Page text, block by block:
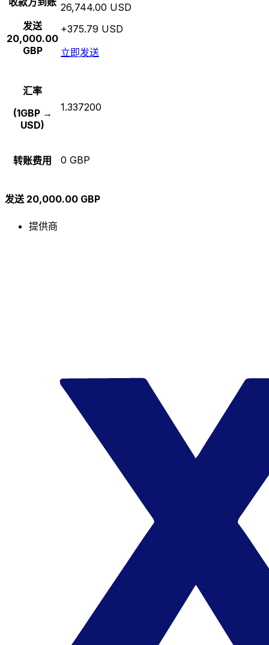
发送
20,000.00
GBP
26,744.00 USD
+375.79 USD
立即发送
汇率
(1GBP →
USD)
1.337200
转账费用 0 GBP
发送 20,000.00 GBP
提供商